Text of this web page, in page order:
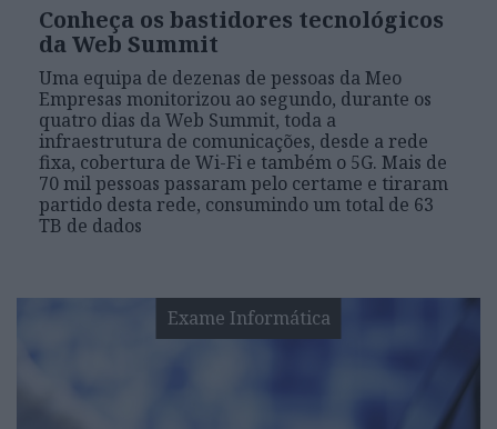
Conheça os bastidores tecnológicos
da Web Summit
Uma equipa de dezenas de pessoas da Meo
Empresas monitorizou ao segundo, durante os
quatro dias da Web Summit, toda a
infraestrutura de comunicações, desde a rede
fixa, cobertura de Wi-Fi e também o 5G. Mais de
70 mil pessoas passaram pelo certame e tiraram
partido desta rede, consumindo um total de 63
TB de dados
Exame Informática